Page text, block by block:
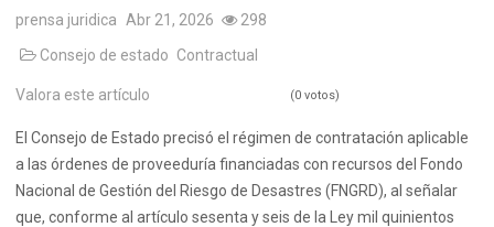
prensa juridica Abr 21, 2026
298
Consejo de estado Contractual
Valora este artículo (0 votos)
El Consejo de Estado precisó el régimen de contratación aplicable
a las órdenes de proveeduría financiadas con recursos del Fondo
Nacional de Gestión del Riesgo de Desastres (FNGRD), al señalar
que, conforme al artículo sesenta y seis de la Ley mil quinientos